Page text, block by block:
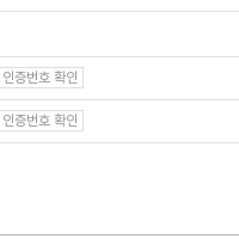
인증번호 확인
인증번호 확인